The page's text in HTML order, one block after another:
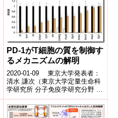
PD-1がT細胞の質を制御す
るメカニズムの解明
2020-01-09 東京大学発表者：
清水 謙次（東京大学定量生命科
学研究所 分子免疫学研究分野 特
任助教／徳島大学先端酵素学研
究所免疫制御学分野 専門研究
員...